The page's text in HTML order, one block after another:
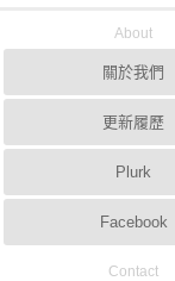
About
關於我們
更新履歷
Plurk
Facebook
Contact